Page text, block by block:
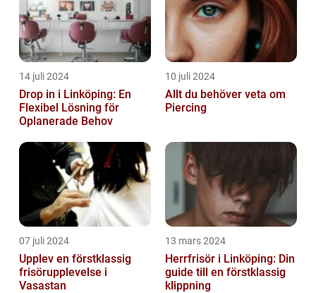
14 juli 2024
Drop in i Linköping: En
Flexibel Lösning för
Oplanerade Behov
10 juli 2024
Allt du behöver veta om
Piercing
07 juli 2024
Upplev en förstklassig
frisörupplevelse i
Vasastan
13 mars 2024
Herrfrisör i Linköping: Din
guide till en förstklassig
klippning